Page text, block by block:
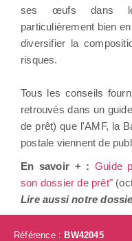
ses œufs dans le
particulièrement bien
diversifier la
risques.
Tous les conseils
retrouvés dans un
de prêt) que l'AMF, la
postale viennent de
En savoir + : Guide
son dossier de prêt"
Lire aussi notre
Référence :BW42045